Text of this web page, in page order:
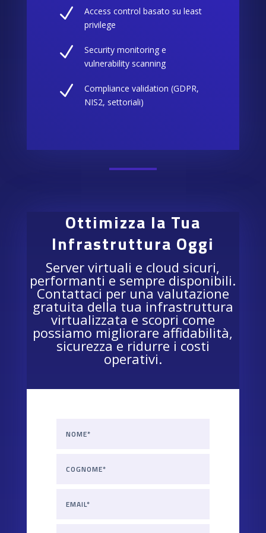
N
Access control basato su least
privilege
N
Security monitoring e
vulnerability scanning
N
Compliance validation (GDPR,
NIS2, settoriali)
Ottimizza la Tua
Infrastruttura Oggi
Server virtuali e cloud sicuri,
performanti e sempre disponibili.
Contattaci per una valutazione
gratuita della tua infrastruttura
virtualizzata e scopri come
possiamo migliorare affidabilità,
sicurezza e ridurre i costi
operativi.